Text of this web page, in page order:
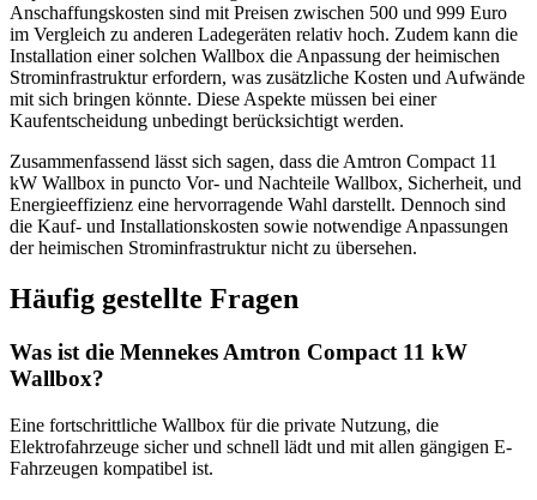
Anschaffungskosten sind mit Preisen zwischen 500 und 999 Euro
im Vergleich zu anderen Ladegeräten relativ hoch. Zudem kann die
Installation einer solchen Wallbox die Anpassung der heimischen
Strominfrastruktur erfordern, was zusätzliche Kosten und Aufwände
mit sich bringen könnte. Diese Aspekte müssen bei einer
Kaufentscheidung unbedingt berücksichtigt werden.
Zusammenfassend lässt sich sagen, dass die Amtron Compact 11
kW Wallbox in puncto Vor- und Nachteile Wallbox, Sicherheit, und
Energieeffizienz eine hervorragende Wahl darstellt. Dennoch sind
die Kauf- und Installationskosten sowie notwendige Anpassungen
der heimischen Strominfrastruktur nicht zu übersehen.
Häufig gestellte Fragen
Was ist die Mennekes Amtron Compact 11 kW
Wallbox?
Eine fortschrittliche Wallbox für die private Nutzung, die
Elektrofahrzeuge sicher und schnell lädt und mit allen gängigen E-
Fahrzeugen kompatibel ist.